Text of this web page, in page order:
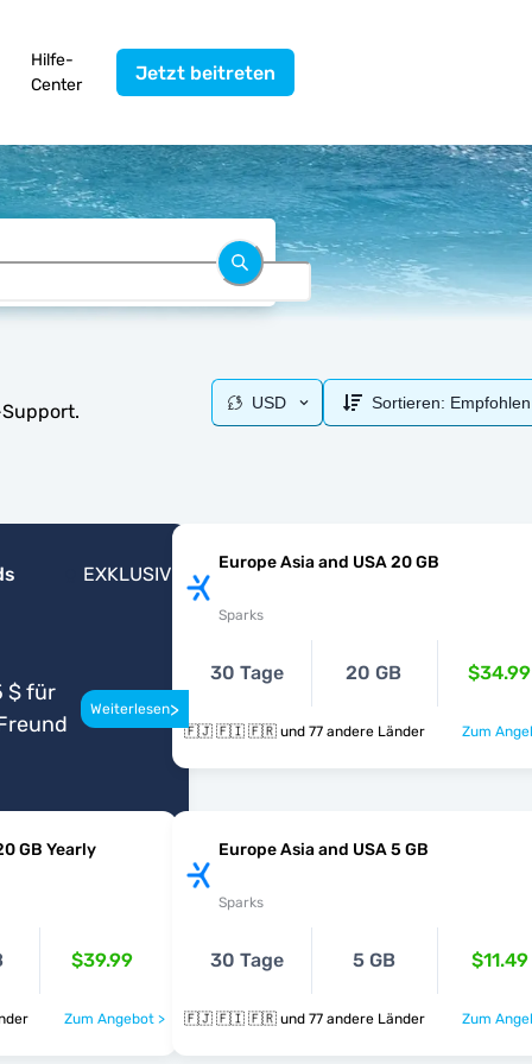
Hilfe-
Center
Jetzt beitreten
USD Sortieren: Empfohlen
EXKLUSIV
$ für
Weiterlesen>
Europe Asia and USA 20 GB
Sparks
30 Tage 20 GB $34.99
🇫🇯 🇫🇮 🇫🇷 und 77 andere Länder Zum
GB Yearly
$39.99
Zum Angebot >
Europe Asia and USA 5 GB
Sparks
30 Tage 5 GB $11.49
🇫🇯 🇫🇮 🇫🇷 und 77 andere Länder Zum